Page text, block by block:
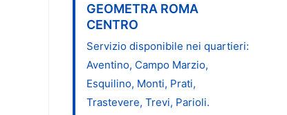
GEOMETRA ROMA
CENTRO
Servizio disponibile nei quartieri:
Aventino, Campo Marzio,
Esquilino, Monti, Prati,
Trastevere, Trevi, Parioli.